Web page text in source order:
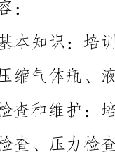
法，包括避免气瓶受到撞击和热源等。